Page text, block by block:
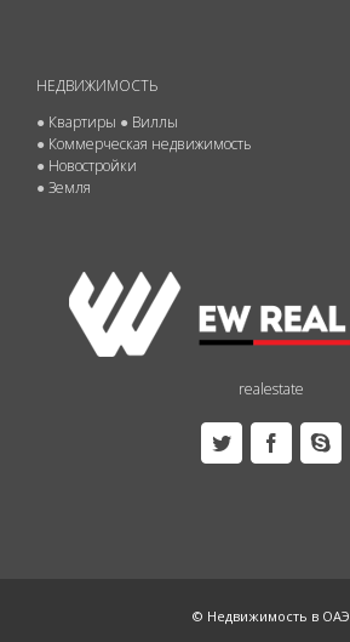
НЕДВИЖИМОСТЬ
● Квартиры ● Виллы
● Коммерческая недвижимость
● Новостройки
● Земля
realestate
© Недвижимость в ОАЭ